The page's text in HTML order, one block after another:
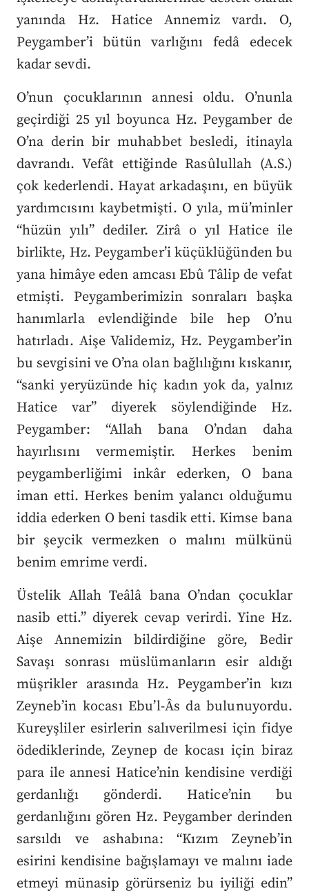
yanında Hz. Hatice Annemiz vardı. O,
Peygamber’i bütün varlığını fedâ edecek
kadar sevdi.
O’nun çocuklarının annesi oldu. O’nunla
geçirdiği 25 yıl boyunca Hz. Peygamber de
O’na derin bir muhabbet besledi, itinayla
davrandı. Vefât ettiğinde Rasûlullah (A.S.)
çok kederlendi. Hayat arkadaşını, en büyük
yardımcısını kaybetmişti. O yıla, mü’minler
“hüzün yılı” dediler. Zirâ o yıl Hatice ile
birlikte, Hz. Peygamber’i küçüklüğünden bu
yana himâye eden amcası Ebû Tâlip de vefat
etmişti. Peygamberimizin sonraları başka
hanımlarla evlendiğinde bile hep O’nu
hatırladı. Aişe Validemiz, Hz. Peygamber’in
bu sevgisini ve O’na olan bağlılığını kıskanır,
“sanki yeryüzünde hiç kadın yok da, yalnız
Hatice var” diyerek söylendiğinde Hz.
Peygamber: “Allah bana O’ndan daha
hayırlısını vermemiştir. Herkes benim
peygamberliğimi inkâr ederken, O bana
iman etti. Herkes benim yalancı olduğumu
iddia ederken O beni tasdik etti. Kimse bana
bir şeycik vermezken o malını mülkünü
benim emrime verdi.
Üstelik Allah Teâlâ bana O’ndan çocuklar
nasib etti.” diyerek cevap verirdi. Yine Hz.
Aişe Annemizin bildirdiğine göre, Bedir
Savaşı sonrası müslümanların esir aldığı
müşrikler arasında Hz. Peygamber’in kızı
Zeyneb’in kocası Ebu’l-Âs da bulunuyordu.
Kureyşliler esirlerin salıverilmesi için fidye
ödediklerinde, Zeynep de kocası için biraz
para ile annesi Hatice’nin kendisine verdiği
gerdanlığı gönderdi. Hatice’nin bu
gerdanlığını gören Hz. Peygamber derinden
sarsıldı ve ashabına: “Kızım Zeyneb’in
esirini kendisine bağışlamayı ve malını iade
etmeyi münasip görürseniz bu iyiliği edin”